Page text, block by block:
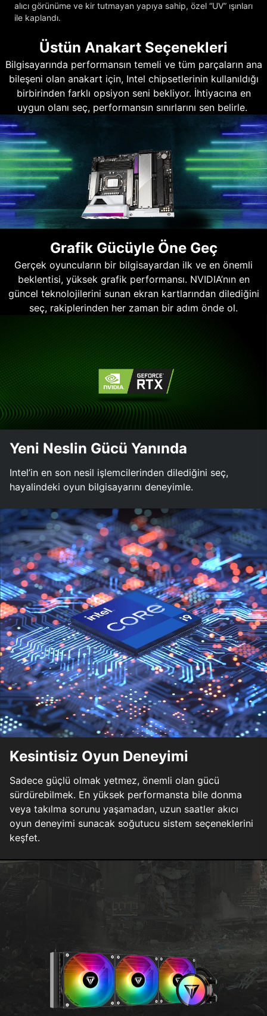
alıcı görünüme ve kir tutmayan yapıya sahip, özel “UV” ışınları
ile kaplandı.
Üstün Anakart Seçenekleri
Bilgisayarında performansın temeli ve tüm parçaların ana
bileşeni olan anakart için, Intel chipsetlerinin kullanıldığı
birbirinden farklı opsiyon seni bekliyor. İhtiyacına en
uygun olanı seç, performansın sınırlarını sen belirle.
Grafik Gücüyle Öne Geç
Gerçek oyuncuların bir bilgisayardan ilk ve en önemli
beklentisi, yüksek grafik performansı. NVIDIA’nın en
güncel teknolojilerini sunan ekran kartlarından dilediğini
seç, rakiplerinden her zaman bir adım önde ol.
Yeni Neslin Gücü Yanında
Intel’in en son nesil işlemcilerinden dilediğini seç,
hayalindeki oyun bilgisayarını deneyimle.
Kesintisiz Oyun Deneyimi
Sadece güçlü olmak yetmez, önemli olan gücü
sürdürebilmek. En yüksek performansta bile donma
veya takılma sorunu yaşamadan, uzun saatler akıcı
oyun deneyimi sunacak soğutucu sistem seçeneklerini
keşfet.